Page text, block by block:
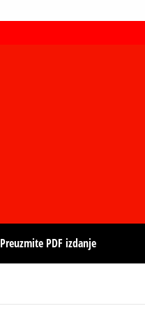
Preuzmite PDF izdanje